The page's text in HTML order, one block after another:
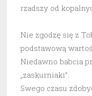
rzadszy od
Nie zgodzę się z
podstawową
Niedawno babcia
„zaskurniaki”.
Swego czasu